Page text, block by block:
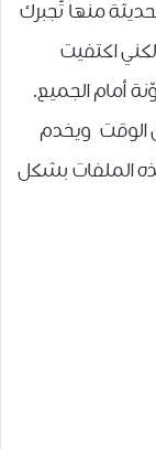
منها تُجبرك
اكتفيت
أمام الجميع.
الوقت ويخدم
الملفات بشكل